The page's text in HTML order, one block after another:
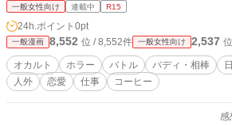
一般女性向け 連載中 R15
24h.ポイント 0pt
一般漫画 8,552 位 / 8,552件 一般女性向け 2,537
オカルト ホラー バトル バディ・相棒
人外
恋愛 仕事 コーヒー
感